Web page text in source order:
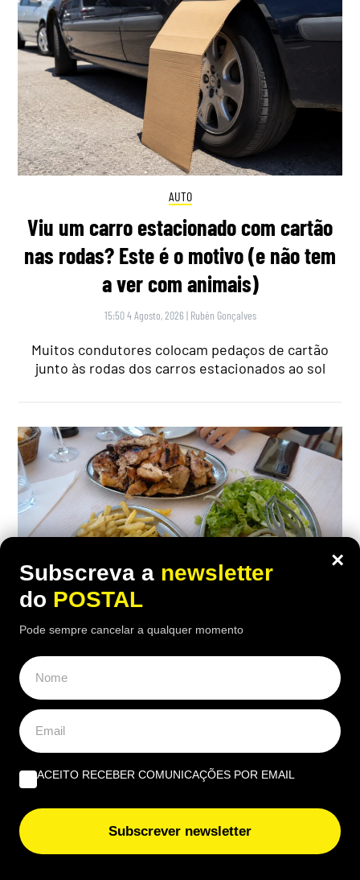
AUTO
Viu um carro estacionado com cartão
nas rodas? Este é o motivo (e não tem
a ver com animais)
15:50 4 Agosto, 2026 | Rubén Gonçalves
Muitos condutores colocam pedaços de cartão
junto às rodas dos carros estacionados ao sol
“O verdadeiro sabor da Guia”: nesta
churrasqueira algarvia da EN125 ainda
pode comer “excelente frango à Guia”
por 6,50€
16:40 5 Agosto, 2026|João Luís
×
Subscreva a newsletter
do POSTAL
Pode sempre cancelar a qualquer momento
ACEITO RECEBER COMUNICAÇÕES POR EMAIL
Subscrever newsletter